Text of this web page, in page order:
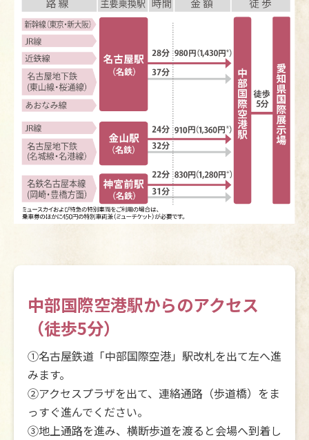
中部国際空港駅からのアクセス
（徒歩5分）
①名古屋鉄道「中部国際空港」駅改札を出て左へ進
みます。
②アクセスプラザを出て、連絡通路（歩道橋）をま
っすぐ進んでください。
③地上通路を進み、横断歩道を渡ると会場へ到着し